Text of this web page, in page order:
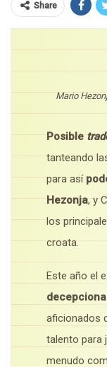
Share
Mario
Posible
tanteando
para así
Hezonja, y
los
croata.
Este año el
aficionados
talento para
menudo